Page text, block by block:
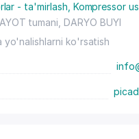
- ta'mirlash Kompressor
tumani, DARYO BUYI
yo'nalishlarni ko'rsatish